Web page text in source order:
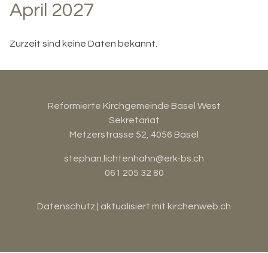
April 2027
Zurzeit sind keine Daten bekannt.
Reformierte Kirchgemeinde Basel West
Sekretariat
Metzerstrasse 52, 4056 Basel
stephan.lichtenhahn@erk-bs.ch
061 205 32 80
Datenschutz | aktualisiert mit kirchenweb.ch